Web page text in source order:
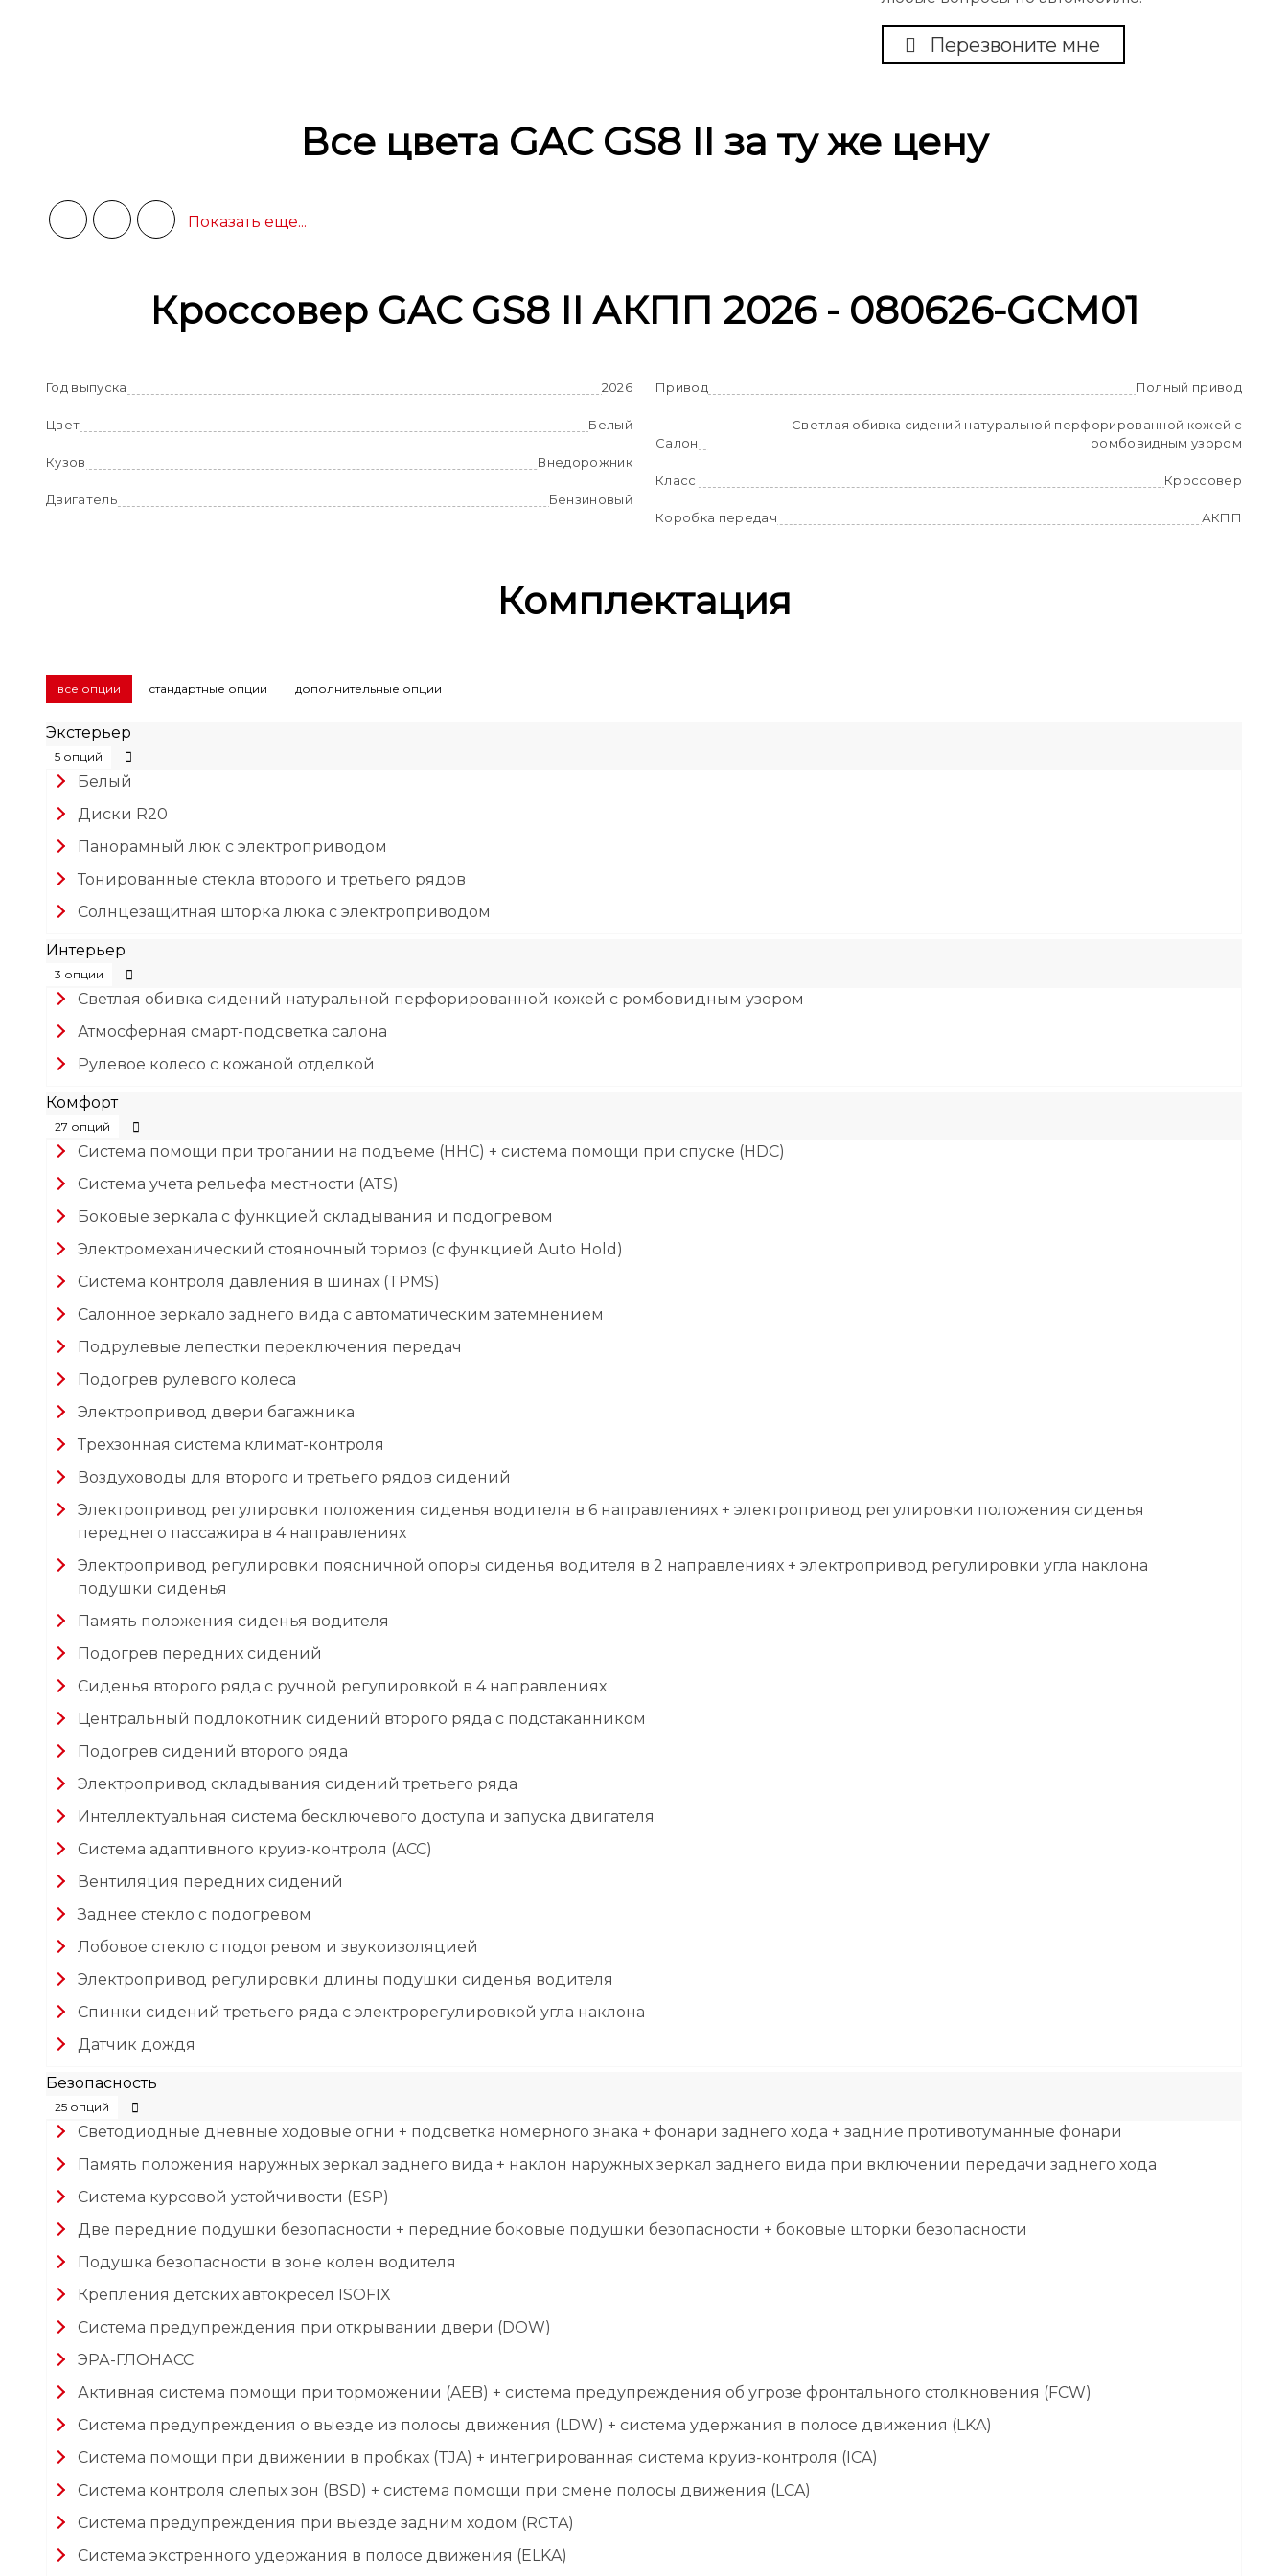
Перезвоните мне
Все цвета GAC GS8 II за ту же цену
Показать еще...
Кроссовер GAC GS8 II АКПП 2026 - 080626-GCM01
Год выпуска 2026
Цвет Белый
Кузов Внедорожник
Двигатель Бензиновый
Привод Полный привод
Салон
Светлая обивка сидений натуральной перфорированной кожей с
ромбовидным узором
Класс Кроссовер
Коробка передач АКПП
Комплектация
все опции стандартные опции дополнительные опции
Экстерьер
5 опций
Белый
Диски R20
Панорамный люк с электроприводом
Тонированные стекла второго и третьего рядов
Солнцезащитная шторка люка с электроприводом
Интерьер
3 опции
Светлая обивка сидений натуральной перфорированной кожей с ромбовидным узором
Атмосферная смарт-подсветка салона
Рулевое колесо с кожаной отделкой
Комфорт
27 опций
Система помощи при трогании на подъеме (HHC) + система помощи при спуске (HDC)
Система учета рельефа местности (ATS)
Боковые зеркала с функцией складывания и подогревом
Электромеханический стояночный тормоз (с функцией Auto Hold)
Система контроля давления в шинах (TPMS)
Салонное зеркало заднего вида с автоматическим затемнением
Подрулевые лепестки переключения передач
Подогрев рулевого колеса
Электропривод двери багажника
Трехзонная система климат-контроля
Воздуховоды для второго и третьего рядов сидений
Электропривод регулировки положения сиденья водителя в 6 направлениях + электропривод регулировки положения сиденья
переднего пассажира в 4 направлениях
Электропривод регулировки поясничной опоры сиденья водителя в 2 направлениях + электропривод регулировки угла наклона
подушки сиденья
Память положения сиденья водителя
Подогрев передних сидений
Сиденья второго ряда с ручной регулировкой в 4 направлениях
Центральный подлокотник сидений второго ряда с подстаканником
Подогрев сидений второго ряда
Электропривод складывания сидений третьего ряда
Интеллектуальная система бесключевого доступа и запуска двигателя
Система адаптивного круиз-контроля (ACC)
Вентиляция передних сидений
Заднее стекло с подогревом
Лобовое стекло с подогревом и звукоизоляцией
Электропривод регулировки длины подушки сиденья водителя
Спинки сидений третьего ряда с электрорегулировкой угла наклона
Датчик дождя
Безопасность
25 опций
Светодиодные дневные ходовые огни + подсветка номерного знака + фонари заднего хода + задние противотуманные фонари
Память положения наружных зеркал заднего вида + наклон наружных зеркал заднего вида при включении передачи заднего хода
Система курсовой устойчивости (ESP)
Две передние подушки безопасности + передние боковые подушки безопасности + боковые шторки безопасности
Подушка безопасности в зоне колен водителя
Крепления детских автокресел ISOFIX
Система предупреждения при открывании двери (DOW)
ЭРА-ГЛОНАСС
Активная система помощи при торможении (AEB) + система предупреждения об угрозе фронтального столкновения (FCW)
Система предупреждения о выезде из полосы движения (LDW) + система удержания в полосе движения (LKA)
Система помощи при движении в пробках (TJA) + интегрированная система круиз-контроля (ICA)
Система контроля слепых зон (BSD) + система помощи при смене полосы движения (LCA)
Система предупреждения при выезде задним ходом (RCTA)
Система экстренного удержания в полосе движения (ELKA)